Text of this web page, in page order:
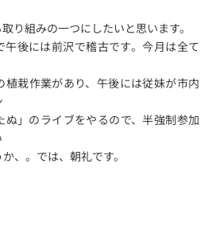
り組みの一つにしたいと思います。
午後には前沢で稽古です。今月は全て
植栽作業があり、午後には従妹が市内
ぬ」のライブをやるので、半強制参加
、。では、朝礼です。